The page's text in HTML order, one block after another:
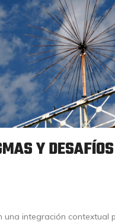
Y
una integración contextual